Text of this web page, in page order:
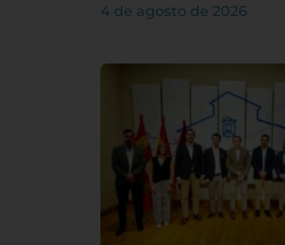
4 de agosto de 2026